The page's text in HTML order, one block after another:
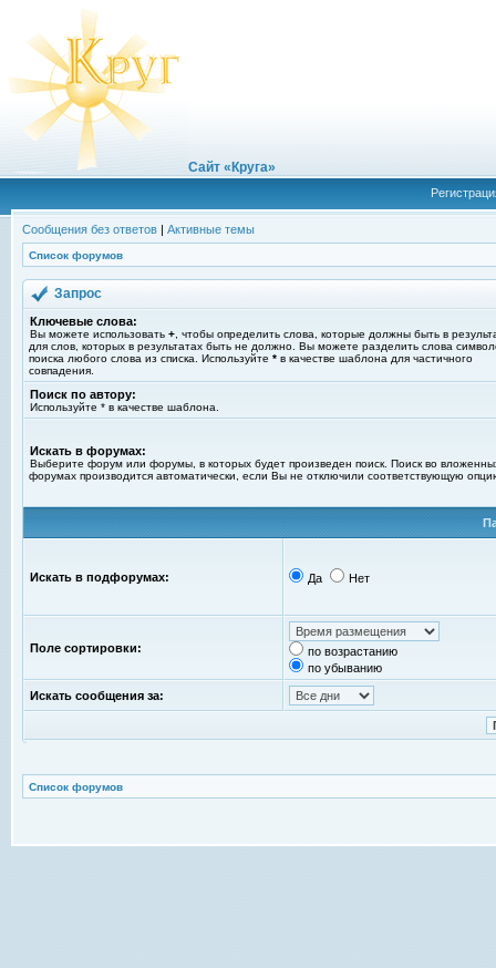
Сайт «Круга»
Сообщения без ответов | Активные темы
Список форумов
Запрос
Ключевые слова:
Вы можете использовать + , чтобы определить слова, которые должны быть в
для слов, которых в результатах быть не должно. Вы можете разделить слова
поиска любого слова из списка. Используйте * в качестве шаблона для частичного
совпадения.
Поиск по автору:
Используйте * в качестве шаблона.
Искать в форумах:
Выберите форум или форумы, в которых будет произведен поиск. Поиск во
форумах производится автоматически, если Вы не отключили соответствующую
Искать в подфорумах: Да Нет
Поле сортировки:
по возрастанию
по убыванию
Искать сообщения за:
Список форумов